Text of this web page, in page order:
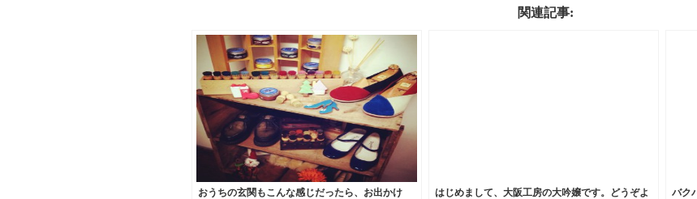
関連記事:
おうちの玄関もこんな感じだったら、お出かけ
はじめまして、大阪工房の大吟嬢です。どうぞよ
バク